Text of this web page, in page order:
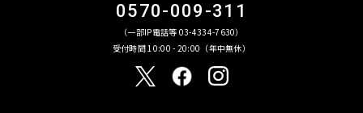
0570-009-311
（一部IP電話等 03-4334-7630）
受付時間 10:00 - 20:00（年中無休）